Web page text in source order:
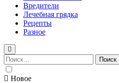
Вредители
Лечебная грядка
Рецепты
Разное
Найти:
Новое